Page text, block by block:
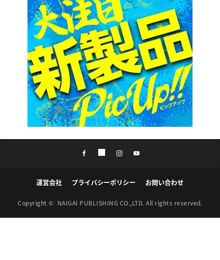
運営会社 プライバシーポリシー お問い合わせ
Copyright © NAIGAI PUBLISHING CO.,LTD. All rights reserved.